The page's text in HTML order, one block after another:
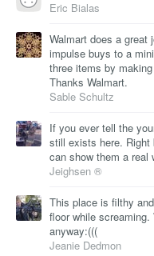
Eric Bialas
Walmart does a great
impulse buys to a
three items by
Thanks Walmart.
Sable Schultz
If you ever tell the
still exists here. Right
can show them a real
Jeighsen ®
This place is filthy
floor while
anyway:(((
Jeanie Dedmon